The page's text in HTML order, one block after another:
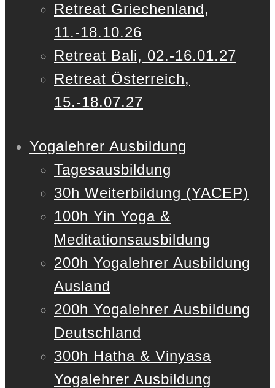
Retreat Griechenland,
11.-18.10.26
Retreat Bali, 02.-16.01.27
Retreat Österreich,
15.-18.07.27
Yogalehrer Ausbildung
Tagesausbildung
30h Weiterbildung (YACEP)
100h Yin Yoga &
Meditationsausbildung
200h Yogalehrer Ausbildung
Ausland
200h Yogalehrer Ausbildung
Deutschland
300h Hatha & Vinyasa
Yogalehrer Ausbildung